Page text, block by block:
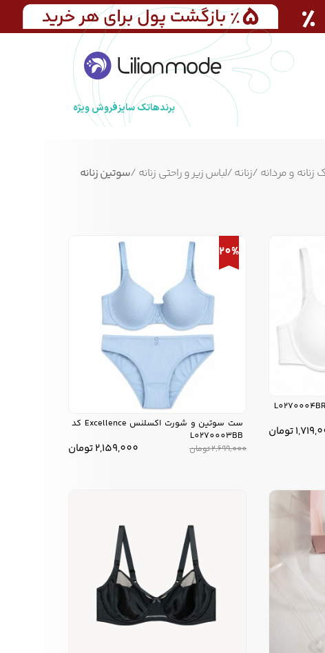
برندهاتک سایزفروش ویژه
زنانه و مردانه /زنانه/لباس زیر و راحتی زنانه /سوتین زنانه
تومان
20%
ست سوتین و شورت اکسلنس Excellence کد
L0270003BB
2,699,000تومان 2,159,000تومان